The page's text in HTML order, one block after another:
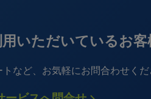
いただいているお客
など、お気軽にお問合わせくだ